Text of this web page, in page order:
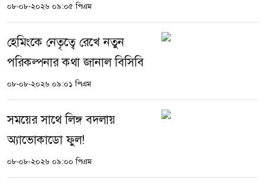
০৮-০৮-২০২৬ ০৯:০৫ পিএম
হেমিংকে নেতৃত্বে রেখে নতুন
পরিকল্পনার কথা জানাল বিসিবি
০৮-০৮-২০২৬ ০৯:০১ পিএম
সময়ের সাথে লিঙ্গ বদলায়
অ্যাভোকাডো ফুল!
০৮-০৮-২০২৬ ০৯:০০ পিএম